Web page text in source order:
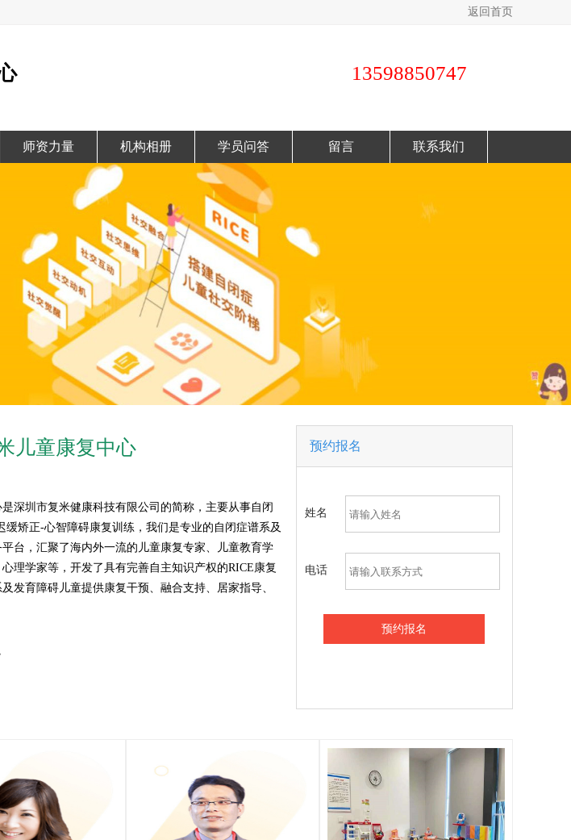
返回首页
13598850747
师资力量 机构相册 学员问答 留言 联系我们
儿童康复中心
深圳市复米健康科技有限公司的简称，主要从事自闭
缓矫正-心智障碍康复训练，我们是专业的自闭症谱系及
台，汇聚了海内外一流的儿童康复专家、儿童教育学
理学家等，开发了具有完善自主知识产权的RICE康复
发育障碍儿童提供康复干预、融合支持、居家指导、
预约报名
姓名
电话
预约报名